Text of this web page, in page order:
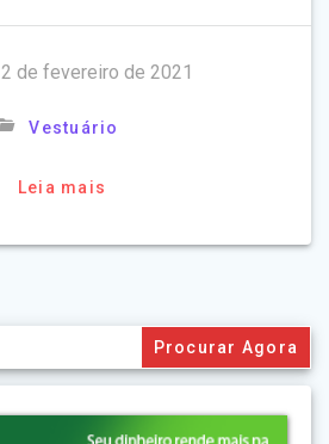
2 de fevereiro de 2021
Vestuário
Leia mais